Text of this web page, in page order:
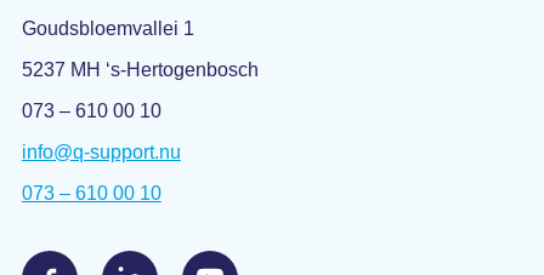
Goudsbloemvallei 1
5237 MH ‘s-Hertogenbosch
073 – 610 00 10
info@q-support.nu
073 – 610 00 10